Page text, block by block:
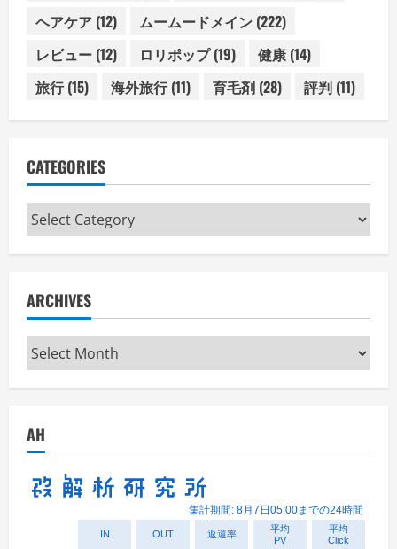
ヘアケア (12) ムームードメイン (222)
レビュー (12) ロリポップ(19) 健康 (14)
旅行(15) 海外旅行(11) 育毛剤 (28) 評判 (11)
CATEGORIES
Categories
ARCHIVES
Archives
AH